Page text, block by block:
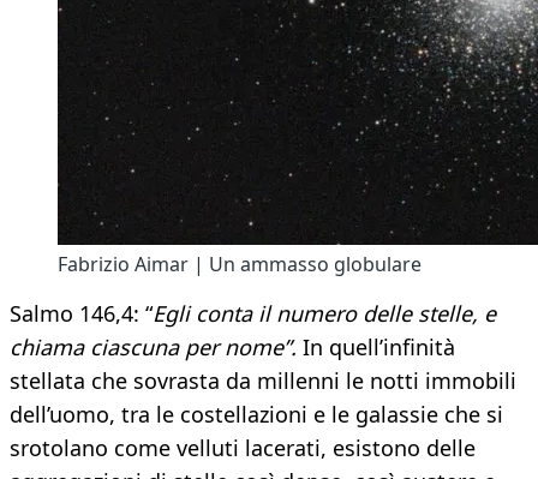
Fabrizio Aimar | Un ammasso globulare
Salmo 146,4: “Egli conta il numero delle stelle, e
chiama ciascuna per nome”. In quell’infinità
stellata che sovrasta da millenni le notti immobili
dell’uomo, tra le costellazioni e le galassie che si
srotolano come velluti lacerati, esistono delle